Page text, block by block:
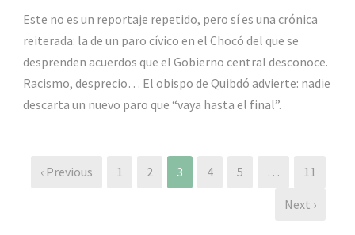
Este no es un reportaje repetido, pero sí es una crónica
reiterada: la de un paro cívico en el Chocó del que se
desprenden acuerdos que el Gobierno central desconoce.
Racismo, desprecio… El obispo de Quibdó advierte: nadie
descarta un nuevo paro que “vaya hasta el final”.
‹ Previous 1 2 3 4 5 … 11
Next ›